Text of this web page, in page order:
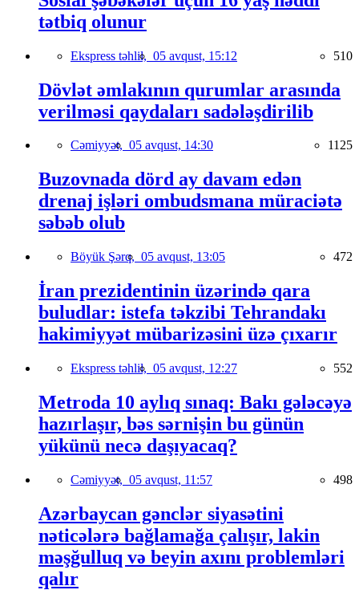
tətbiq olunur
Ekspress təhlil, 05 avqust, 15:12 510
Dövlət əmlakının qurumlar arasında
verilməsi qaydaları sadələşdirilib
Cəmiyyət, 05 avqust, 14:30 1125
Buzovnada dörd ay davam edən
drenaj işləri ombudsmana müraciətə
səbəb olub
Böyük Şərq, 05 avqust, 13:05 472
İran prezidentinin üzərində qara
buludlar: istefa təkzibi Tehrandakı
hakimiyyət mübarizəsini üzə çıxarır
Ekspress təhlil, 05 avqust, 12:27 552
Metroda 10 aylıq sınaq: Bakı gələcəyə
hazırlaşır, bəs sərnişin bu günün
yükünü necə daşıyacaq?
Cəmiyyət, 05 avqust, 11:57 498
Azərbaycan gənclər siyasətini
nəticələrə bağlamağa çalışır, lakin
məşğulluq və beyin axını problemləri
qalır